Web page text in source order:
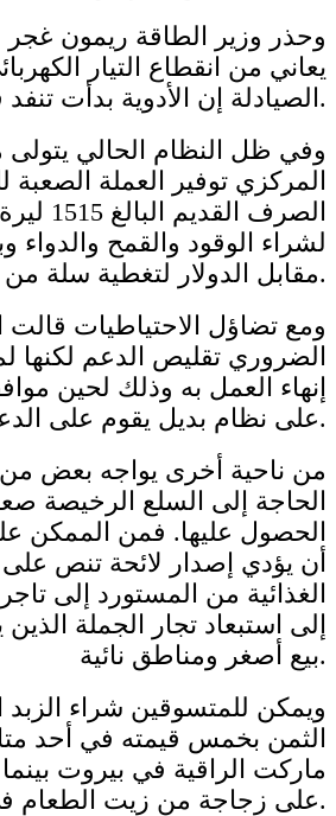
وحذر وزير الطاقة ريمون غجر
يعاني من انقطاع التيار
الصيادلة إن الأدوية بدأت تنفد في لبنان.
وفي ظل النظام الحالي
المركزي توفير العملة الصعبة
الصرف
مقابل الدولار لتغطية سلة من السلع الأساسية.
ومع تضاؤل الاحتياطيات
الضروري تقليص الدعم لكنها
إنهاء العمل به وذلك لحين
على نظام بديل يقوم على الدعم النقدي.
من ناحية أخرى يواجه بعض
الحاجة إلى السلع الرخيصة
الحصول عليها. فمن الممكن
أن يؤدي إصدار لائحة تنص
الغذائية من المستورد إلى
إلى استبعاد تجار الجملة
بيع أصغر ومناطق نائية.
ويمكن للمتسوقين شراء
الثمن بخمس قيمته في أحد
ماركت الراقية في بيروت
على زجاجة من زيت الطعام في أماكن أخرى.